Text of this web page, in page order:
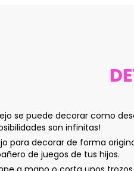
se puede decorar como
son infinitas!
para decorar de forma
de juegos de tus hijos.